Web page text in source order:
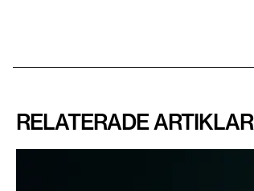
RELATERADE ARTIKLAR